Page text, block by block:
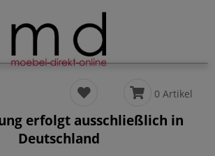
0 Artikel
erfolgt ausschließlich in
Deutschland